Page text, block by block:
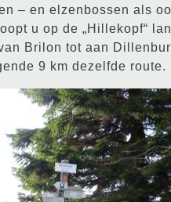
– en elzenbossen als
u op de „Hillekopf“
Brilon tot aan
9 km dezelfde route.